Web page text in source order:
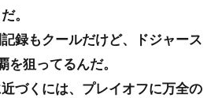
。
録もクールだけど、ドジャース
を狙ってるんだ。
づくには、プレイオフに万全の